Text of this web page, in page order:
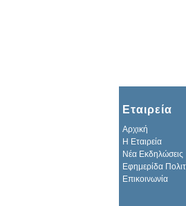
Εταιρεία
Αρχική
H Εταιρεία
Νέα Εκδηλώσεις
Εφημερίδα
Επικοινωνία